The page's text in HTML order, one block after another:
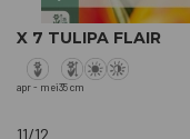
X 7 TULIPA FLAIR
apr - mei35 cm
11/12